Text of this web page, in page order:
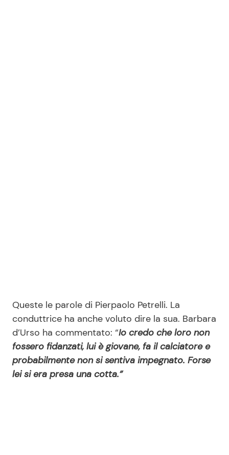
Queste le parole di Pierpaolo Petrelli. La
conduttrice ha anche voluto dire la sua. Barbara
d’Urso ha commentato: “Io credo che loro non
fossero fidanzati, lui è giovane, fa il calciatore e
probabilmente non si sentiva impegnato. Forse
lei si era presa una cotta.”